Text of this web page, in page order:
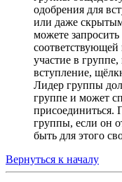
одобрения для
или даже
можете
соответствующей
участие в
вступление,
Лидер группы
группе и может
присоединиться.
группы, если он
быть для этого
Вернуться к началу